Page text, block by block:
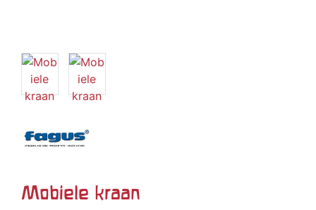
Mobiele kraan